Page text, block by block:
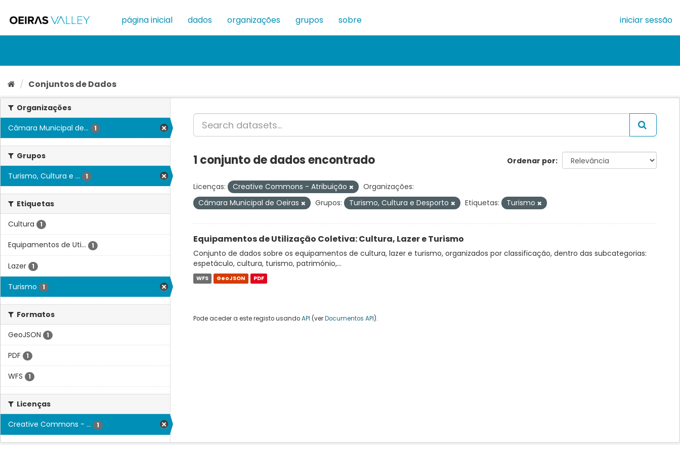
para
conteúdo
página inicial dados organizações grupos sobre iniciar sessão
Conjuntos de Dados
Organizações
Câmara Municipal de...
1
Grupos
Turismo, Cultura e ...
1
Etiquetas
Cultura
1
Equipamentos de Uti... 1
Lazer 1
Turismo 1
Formatos
GeoJSON
1
PDF 1
WFS 1
Licenças
Creative Commons - ...
1
Ordenar por
1 conjunto de dados encontrado
Licenças: Creative Commons - Atribuição
Organizações:
Câmara Municipal de Oeiras
Grupos: Turismo, Cultura e Desporto Etiquetas: Turismo
Equipamentos de Utilização Coletiva: Cultura, Lazer e Turismo
Conjunto de dados sobre os equipamentos de cultura, lazer e turismo, organizados por classificação, dentro das subcategorias:
espetáculo, cultura, turismo, património,...
WFS GeoJSON PDF
Pode aceder a este registo usandoAPI (verDocumentos API).